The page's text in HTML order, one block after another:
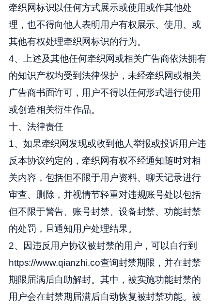
牵织网标识以任何方式展示或使用或作其他处
理，也不得向他人表明用户有权展示、使用、或
其他有权处理牵织网标识的行为。
4、上述及其他任何牵织网或相关广告商依法拥有
的知识产权均受到法律保护，未经牵织网或相关
广告商书面许可，用户不得以任何形式进行使用
或创造相关衍生作品。
十、法律责任
1、如果牵织网发现或收到他人举报或投诉用户违
反本协议约定的，牵织网有权不经通知随时对相
关内容，包括但不限于用户资料、聊天记录进行
审查、删除，并视情节轻重对违规账号处以包括
但不限于警告、账号封禁、设备封禁、功能封禁
的处罚，且通知用户处理结果。
2、因违反用户协议被封禁的用户，可以自行到
https://www.qianzhi.co查询封禁期限，并在封禁
期限届满后自助解封。其中，被实施功能封禁的
用户会在封禁期届满后自动恢复被封禁功能。被